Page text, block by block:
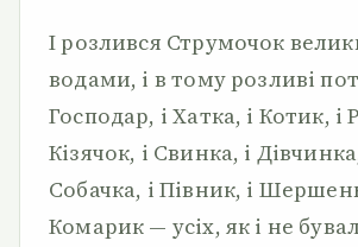
І розлився Струмочок
водами, і в тому розливі
Господар, і Хатка, і Котик, і
Кізячок, і Свинка, і
Собачка, і Півник, і
Комарик — усіх, як і не